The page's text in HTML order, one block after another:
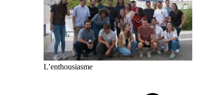
L’enthousiasme